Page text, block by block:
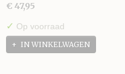
€ 47,95
✓ Op voorraad
IN WINKELWAGEN